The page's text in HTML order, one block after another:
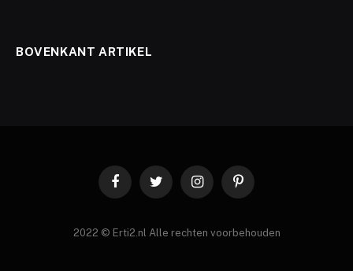
BOVENKANT ARTIKEL
FacebookTwitter InstagramPinterest
2022 © Erti2.nl Alle rechten voorbehouden